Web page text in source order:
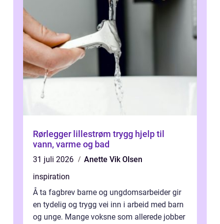
Rørlegger lillestrøm trygg hjelp til
vann, varme og bad
31 juli 2026
Anette Vik Olsen
inspiration
Å ta fagbrev barne og ungdomsarbeider gir
en tydelig og trygg vei inn i arbeid med barn
og unge. Mange voksne som allerede jobber